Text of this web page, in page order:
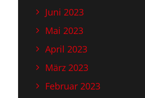
Juni 2023
Mai 2023
April 2023
März 2023
Februar 2023